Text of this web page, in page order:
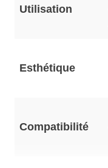
Utilisation
Esthétique
Compatibilité